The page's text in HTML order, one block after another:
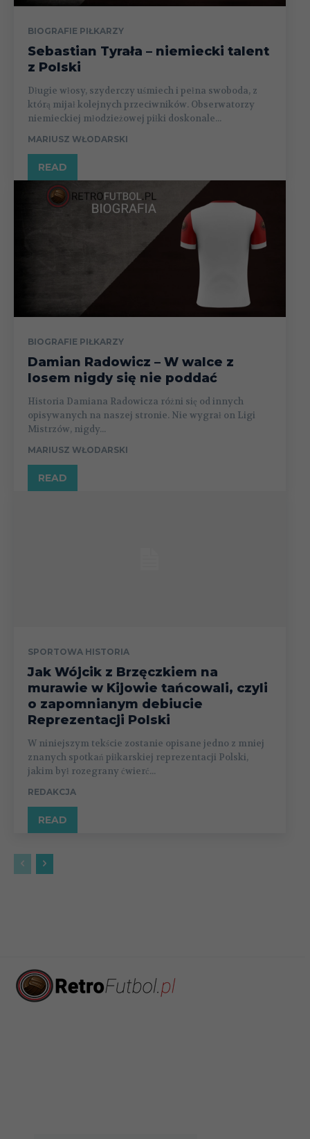
BIOGRAFIE PIŁKARZY
Sebastian Tyrała – niemiecki talent
z Polski
Długie włosy, szyderczy uśmiech i pełna swoboda, z
którą mijał kolejnych przeciwników. Obserwatorzy
niemieckiej młodzieżowej piłki doskonale...
MARIUSZ WŁODARSKI
READ
BIOGRAFIE PIŁKARZY
Damian Radowicz – W walce z
losem nigdy się nie poddać
Historia Damiana Radowicza różni się od innych
opisywanych na naszej stronie. Nie wygrał on Ligi
Mistrzów, nigdy...
MARIUSZ WŁODARSKI
READ
SPORTOWA HISTORIA
Jak Wójcik z Brzęczkiem na
murawie w Kijowie tańcowali, czyli
o zapomnianym debiucie
Reprezentacji Polski
W niniejszym tekście zostanie opisane jedno z mniej
znanych spotkań piłkarskiej reprezentacji Polski,
jakim był rozegrany ćwierć...
REDAKCJA
READ